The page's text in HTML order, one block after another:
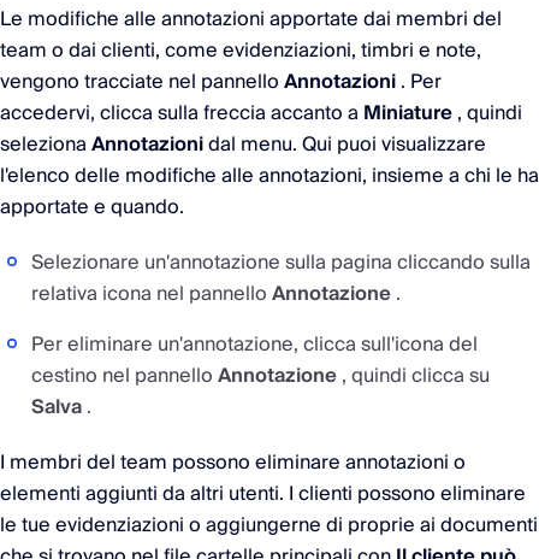
Le modifiche alle annotazioni apportate dai membri del
team o dai clienti, come evidenziazioni, timbri e note,
vengono tracciate nel pannelloAnnotazioni. Per
accedervi, clicca sulla freccia accanto a Miniature, quindi
selezionaAnnotazionidal menu. Qui puoi visualizzare
l'elenco delle modifiche alle annotazioni, insieme a chi le ha
apportate e quando.
Selezionare un'annotazione sulla pagina cliccando sulla
relativa icona nel pannelloAnnotazione.
Per eliminare un'annotazione, clicca sull'icona del
cestino nel pannelloAnnotazione, quindi clicca su
Salva.
I membri del team possono eliminare annotazioni o
elementi aggiunti da altri utenti. I clienti possono eliminare
le tue evidenziazioni o aggiungerne di proprie ai documenti